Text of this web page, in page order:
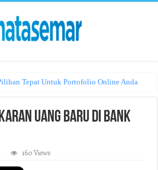
Tepat Untuk Portofolio Online Anda
Uang Baru di Bank
160 Views